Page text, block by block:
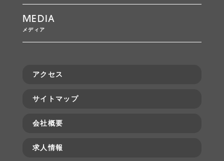
MEDIA
メディア
アクセス
サイトマップ
会社概要
求人情報